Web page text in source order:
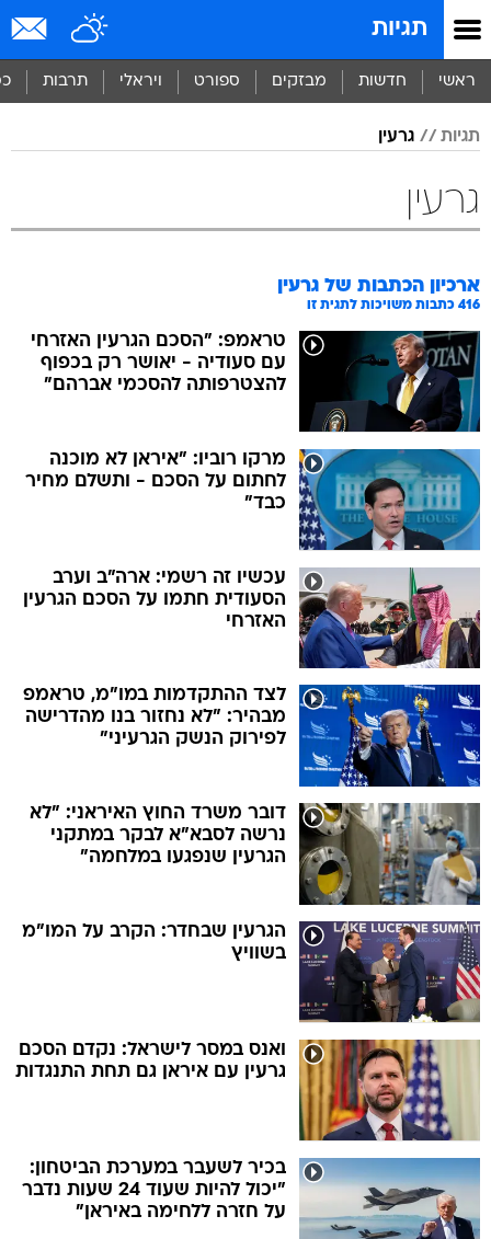
תגיות
ראשי חדשות מבזקים ספורט ויראלי תרבות
תגיות גרעין
גרעין
ארכיון הכתבות של גרעין
416 כתבות משויכות לתגית זו
טראמפ: "הסכם הגרעין האזרחי
עם סעודיה - יאושר רק בכפוף
להצטרפותה להסכמי אברהם"
מרקו רוביו: "איראן לא מוכנה
לחתום על הסכם - ותשלם מחיר
כבד"
עכשיו זה רשמי: ארה"ב וערב
הסעודית חתמו על הסכם הגרעין
האזרחי
לצד ההתקדמות במו"מ, טראמפ
מבהיר: "לא נחזור בנו מהדרישה
לפירוק הנשק הגרעיני"
דובר משרד החוץ האיראני: "לא
נרשה לסבא"א לבקר במתקני
הגרעין שנפגעו במלחמה"
הגרעין שבחדר: הקרב על המו"מ
בשוויץ
ואנס במסר לישראל: נקדם הסכם
גרעין עם איראן גם תחת התנגדות
בכיר לשעבר במערכת הביטחון:
"יכול להיות שעוד 24 שעות נדבר
על חזרה ללחימה באיראן"